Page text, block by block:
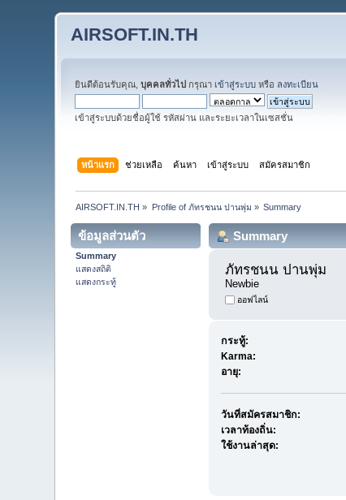
AIRSOFT.IN.TH
ยินดีต้อนรับคุณ,บุคคลทั่วไป กรุณา เข้าสู่ระบบ หรือ ลงทะเบียน
เข้าสู่ระบบด้วยชื่อผู้ใช้ รหัสผ่าน และระยะเวลาในเซสชั่น
หน้าแรก ช่วยเหลือ ค้นหา เข้าสู่ระบบ สมัครสมาชิก
AIRSOFT.IN.TH » Profile of ภัทรชนน ปานพุ่ม » Summary
ข้อมูลส่วนตัว
Summary
แสดงสถิติ
แสดงกระทู้
Summary
ภัทรชนน ปานพุ่ม
Newbie
ออฟไลน์
กระทู้:
Karma:
อายุ:
วันที่สมัครสมาชิก:
เวลาท้องถิ่น:
ใช้งานล่าสุด: